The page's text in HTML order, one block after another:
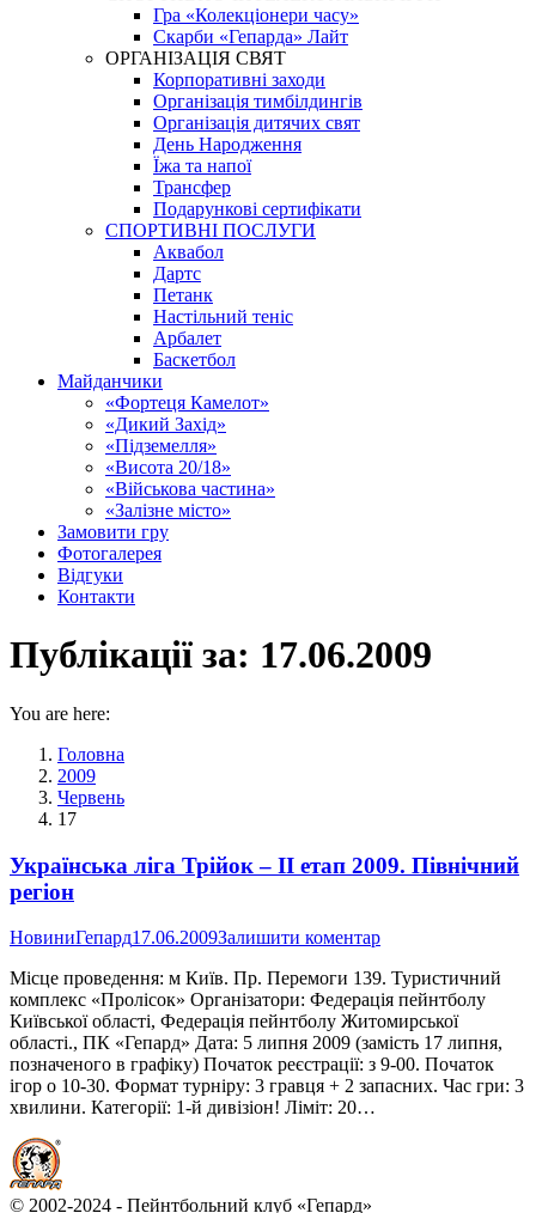
Гра «Колекціонери часу»
Скарби «Гепарда» Лайт
ОРГАНІЗАЦІЯ СВЯТ
Корпоративні заходи
Організація тимбілдингів
Організація дитячих свят
День Народження
Їжа та напої
Трансфер
Подарункові сертифікати
СПОРТИВНІ ПОСЛУГИ
Аквабол
Дартс
Петанк
Настільний теніс
Арбалет
Баскетбол
Майданчики
«Фортеця Камелот»
«Дикий Захід»
«Підземелля»
«Висота 20/18»
«Військова частина»
«Залізне місто»
Замовити гру
Фотогалерея
Відгуки
Контакти
Публікації за: 17.06.2009
You are here:
Головна
2009
Червень
17
Українська ліга Трійок – II етап 2009. Північний
регіон
НовиниГепард17.06.2009Залишити коментар
Місце проведення: м Київ. Пр. Перемоги 139. Туристичний
комплекс «Пролісок» Організатори: Федерація пейнтболу
Київської області, Федерація пейнтболу Житомирської
області., ПК «Гепард» Дата: 5 липня 2009 (замість 17 липня,
позначеного в графіку) Початок реєстрації: з 9-00. Початок
ігор о 10-30. Формат турніру: 3 гравця + 2 запасних. Час гри: 3
хвилини. Категорії: 1-й дивізіон! Ліміт: 20…
© 2002-2024 - Пейнтбольний клуб «Гепард»